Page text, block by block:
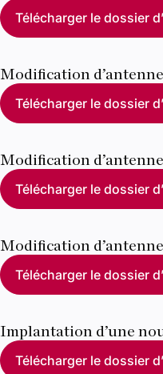
Télécharger le dossier
Modification
Télécharger le dossier
Modification
Télécharger le dossier
Modification
Télécharger le dossier
Implantation d’une
Télécharger le dossier